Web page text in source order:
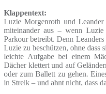
Klappentext:
Luzie Morgenroth und
miteinander aus – wenn
Parkour betreibt. Denn
Luzie zu beschützen, ohne dass
leichte Aufgabe bei einem
Dächer klettert und auf
oder zum Ballett zu gehen.
in Streik – und ahnt nicht, dass